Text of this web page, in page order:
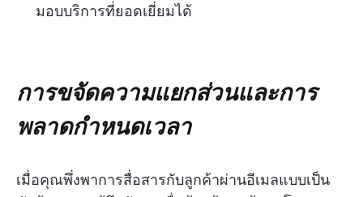
มอบบริการที่ยอดเยี่ยมได้
การขจัดความแยกส่วนและการ
พลาดกำหนดเวลา
เมื่อคุณพึ่งพาการสื่อสารกับลูกค้าผ่านอีเมลแบบเป็น